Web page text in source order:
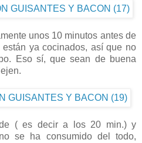
unos 10 minutos antes de
ya cocinados, así que no
Eso sí, que sean de buena
( es decir a los 20 min.) y
se ha consumido del todo,